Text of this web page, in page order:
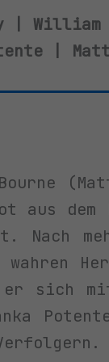
| William
|
aus
Nach
sich